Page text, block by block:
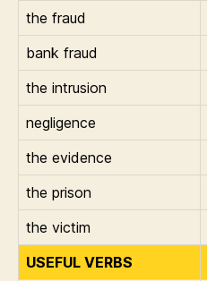
the fraud
bank fraud
the intrusion
negligence
the evidence
the prison
the victim
USEFUL VERBS